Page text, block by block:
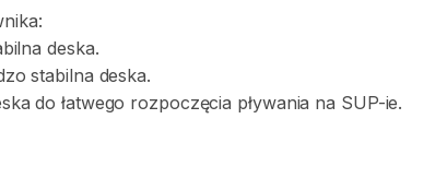
deska.
stabilna deska.
do łatwego rozpoczęcia pływania na SUP-ie.